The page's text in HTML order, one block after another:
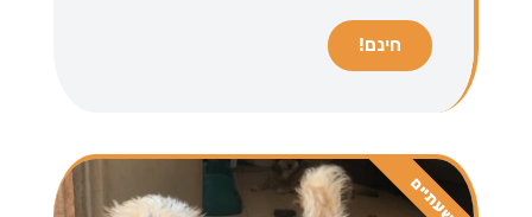
חינם!
שעתיים